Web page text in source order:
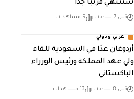
ستنتهي قريباً جداً
قبل 7 ساعات 9 مشاهدات
عربي ودولي
أردوغان غدًا في السعودية للقاء
ولي عهد المملكة ورئيس الوزراء
الباكستاني
قبل 8 ساعات 13 مشاهدات